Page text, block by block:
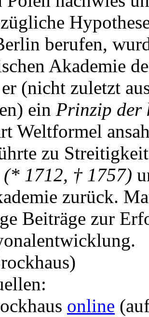
berufen,
Akademie
(nicht zuletzt
ein Prinzip der
Weltformel
zu
1712, † 1757)
zurück.
Beiträge zur
online